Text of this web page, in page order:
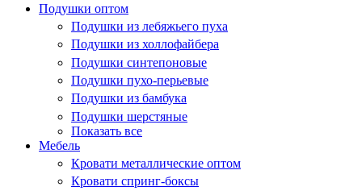
Подушки оптом
Подушки из лебяжьего пуха
Подушки из холлофайбера
Подушки синтепоновые
Подушки пухо-перьевые
Подушки из бамбука
Подушки шерстяные
Показать все
Мебель
Кровати металлические оптом
Кровати спринг-боксы